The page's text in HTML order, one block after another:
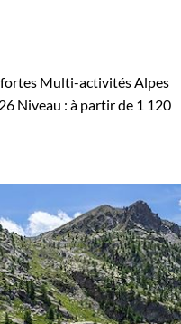
Multi-activités Alpes
Niveau : à partir de 1 120